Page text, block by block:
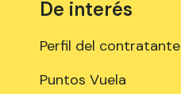
De interés
Perfil del contratante
Puntos Vuela